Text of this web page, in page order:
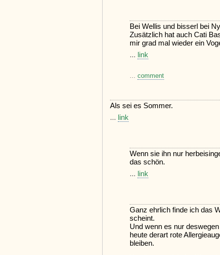
Bei Wellis und bisserl bei
Zusätzlich hat auch Cati
mir grad mal wieder ein
... link
... comment
Als sei es Sommer.
... link
Wenn sie ihn nur
das schön.
... link
Ganz ehrlich finde ich das
scheint.
Und wenn es nur
heute derart rote
bleiben.